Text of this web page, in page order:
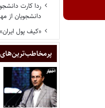
ردا کارت
دانشجویان از مهر
«کیف پول